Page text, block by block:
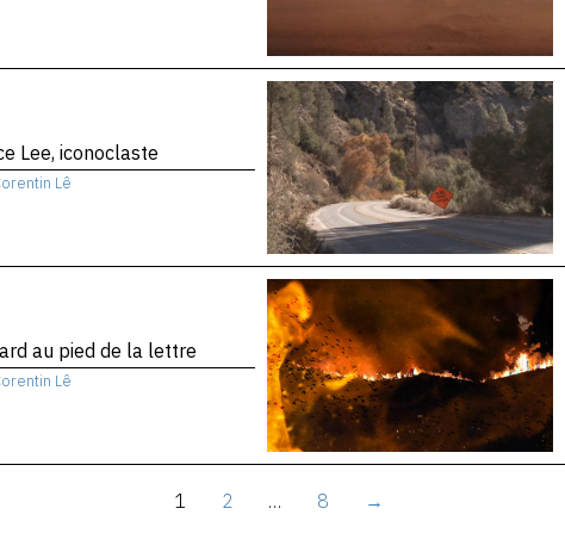
Lee, iconoclaste
Lê
au pied de la lettre
Lê
1 2 … 8 →